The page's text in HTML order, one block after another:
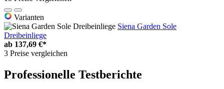
Varianten
Siena Garden Sole
Dreibeinliege
ab 137,69 €*
3 Preise vergleichen
Professionelle Testberichte